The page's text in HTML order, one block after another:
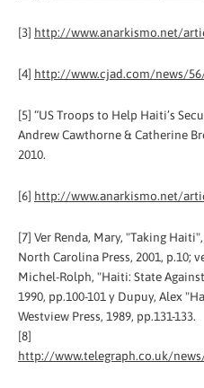
[3] http://www.anarkismo.net/
[4] http://www.cjad.com/news/
[5] “US Troops to Help Haiti’s
Andrew Cawthorne & Catherine
2010.
[6] http://www.anarkismo.net/
[7] Ver Renda, Mary, "Taking
North Carolina Press, 2001, p.10;
Michel-Rolph, "Haiti: State
1990, pp.100-101 y Dupuy, Alex
Westview Press, 1989, pp.131-133.
[8]
http://www.telegraph.co.uk/